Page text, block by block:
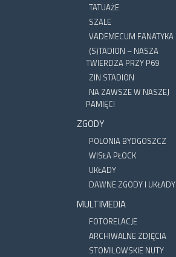
TATUAŻE
SZALE
VADEMECUM FANATYKA
(S)TADION – NASZA
TWIERDZA PRZY P69
ZIN STADION
NA ZAWSZE W NASZEJ
PAMIĘCI
ZGODY
POLONIA BYDGOSZCZ
WISŁA PŁOCK
UKŁADY
DAWNE ZGODY I UKŁADY
MULTIMEDIA
FOTORELACJE
ARCHIWALNE ZDJĘCIA
STOMILOWSKIE NUTY